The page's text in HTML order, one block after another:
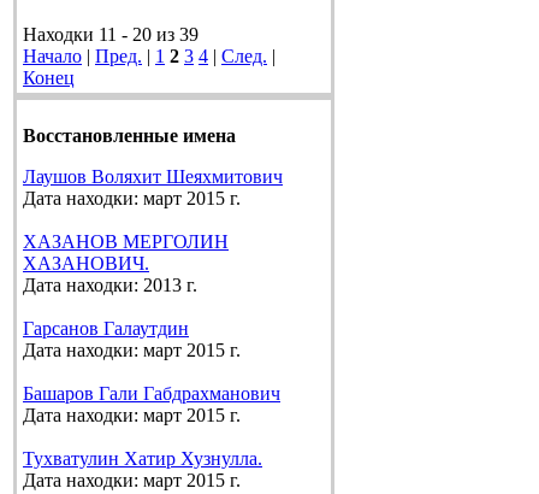
Находки 11 - 20 из 39
Начало | Пред. | 1 2 3 4 | След. |
Конец
Восстановленные имена
Лаушов Воляхит Шеяхмитович
Дата находки: март 2015 г.
ХАЗАНОВ МЕРГОЛИН
ХАЗАНОВИЧ.
Дата находки: 2013 г.
Гарсанов Галаутдин
Дата находки: март 2015 г.
Башаров Гали Габдрахманович
Дата находки: март 2015 г.
Тухватулин Хатир Хузнулла.
Дата находки: март 2015 г.